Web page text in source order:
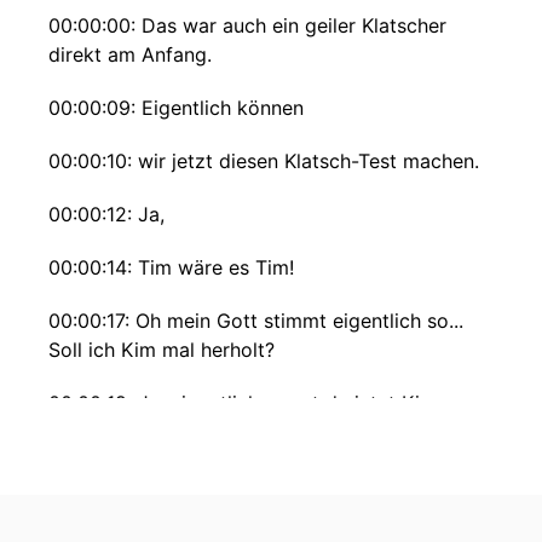
00:00:00: Das war auch ein geiler Klatscher
direkt am Anfang.
00:00:09: Eigentlich können
00:00:10: wir jetzt diesen Klatsch-Test machen.
00:00:12: Ja,
00:00:14: Tim wäre es Tim!
00:00:17: Oh mein Gott stimmt eigentlich so...
Soll ich Kim mal herholt?
00:00:19: Ja, eigentlich musst du jetzt Kim